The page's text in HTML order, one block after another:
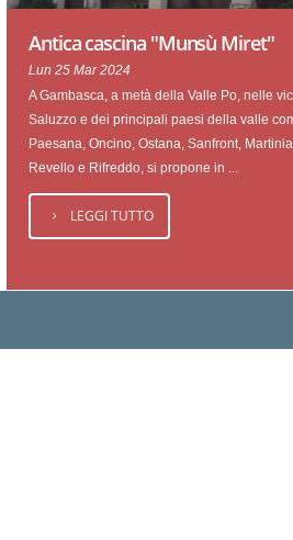
Antica cascina "Munsù Miret"
Lun 25 Mar 2024
A Gambasca, a metà della Valle Po, nelle
Saluzzo e dei principali paesi della valle
Paesana, Oncino, Ostana, Sanfront,
Revello e Rifreddo, si propone in ...
LEGGI TUTTO